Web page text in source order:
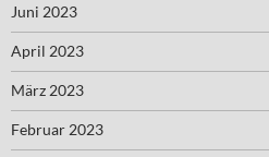
Juni 2023
April 2023
März 2023
Februar 2023